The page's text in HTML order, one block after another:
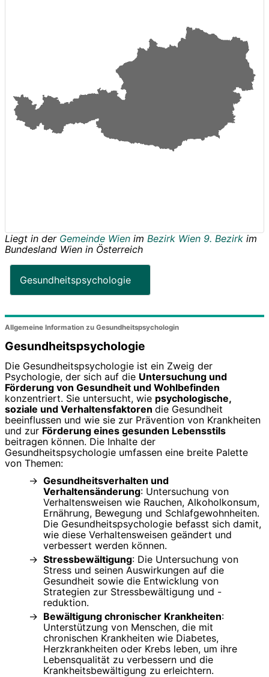
Liegt in der Gemeinde Wien im Bezirk Wien 9. Bezirk im
Bundesland Wien in Österreich
Gesundheitspsychologie
Allgemeine Information zu Gesundheitspsychologin
Gesundheitspsychologie
Die Gesundheitspsychologie ist ein Zweig der
Psychologie, der sich auf die Untersuchung und
Förderung von Gesundheit und Wohlbefinden
konzentriert. Sie untersucht, wie psychologische,
soziale und Verhaltensfaktoren die Gesundheit
beeinflussen und wie sie zur Prävention von Krankheiten
und zur Förderung eines gesunden Lebensstils
beitragen können. Die Inhalte der
Gesundheitspsychologie umfassen eine breite Palette
von Themen:
Gesundheitsverhalten und
Verhaltensänderung: Untersuchung von
Verhaltensweisen wie Rauchen, Alkoholkonsum,
Ernährung, Bewegung und Schlafgewohnheiten.
Die Gesundheitspsychologie befasst sich damit,
wie diese Verhaltensweisen geändert und
verbessert werden können.
Stressbewältigung: Die Untersuchung von
Stress und seinen Auswirkungen auf die
Gesundheit sowie die Entwicklung von
Strategien zur Stressbewältigung und -
reduktion.
Bewältigung chronischer Krankheiten:
Unterstützung von Menschen, die mit
chronischen Krankheiten wie Diabetes,
Herzkrankheiten oder Krebs leben, um ihre
Lebensqualität zu verbessern und die
Krankheitsbewältigung zu erleichtern.